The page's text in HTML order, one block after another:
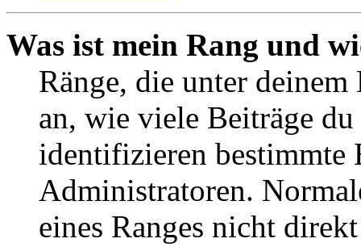
Was ist mein Rang und
Ränge, die unter deinem
an, wie viele Beiträge
identifizieren bestimmte
Administratoren.
eines Ranges nicht